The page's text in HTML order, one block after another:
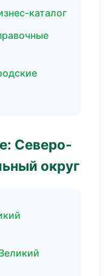
каталог
Северо-
округ